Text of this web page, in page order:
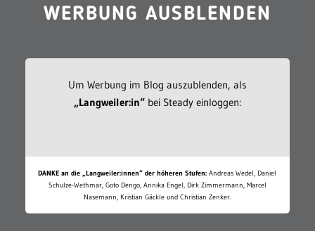
WERBUNG AUSBLENDEN
Um Werbung im Blog auszublenden, als
„Langweiler:in“bei Steady einloggen:
DANKE an die „Langweiler:innen“ der höheren Stufen: Andreas Wedel, Daniel
Schulze-Wethmar, Goto Dengo, Annika Engel, Dirk Zimmermann, Marcel
Nasemann, Kristian Gäckle und Christian Zenker.